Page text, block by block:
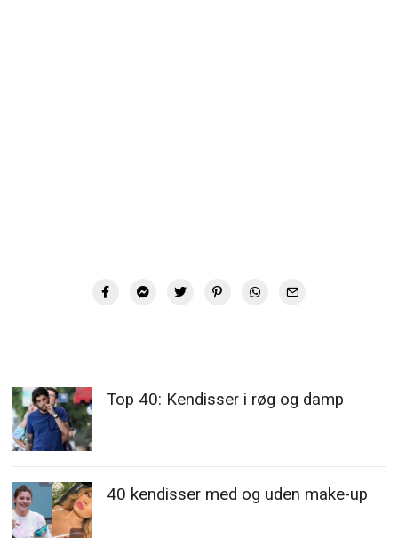
Top 40: Kendisser i røg og damp
40 kendisser med og uden make-up